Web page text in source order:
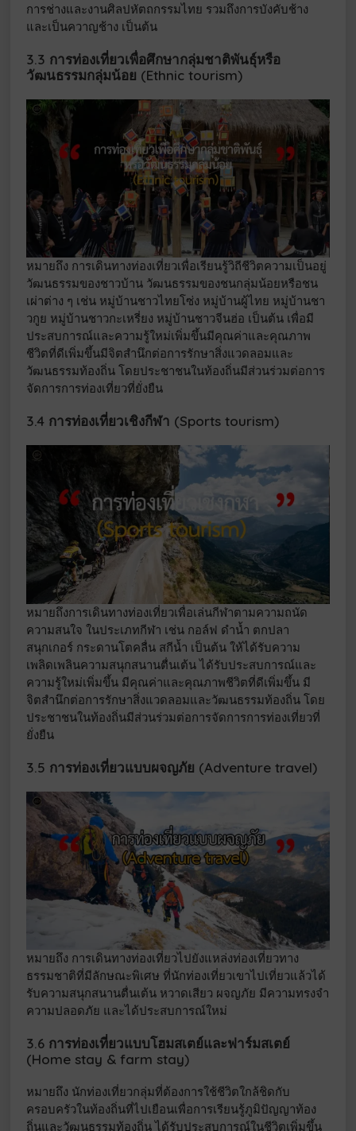
การช่างและงานศิลปหัตถกรรมไทย รวมถึงการบังคับช้าง
และเป็นควาญช้าง เป็นต้น
3.3 การท่องเที่ยวเพื่อศึกษากลุ่มชาติพันธุ์หรือ
วัฒนธรรมกลุ่มน้อย (Ethnic tourism)
หมายถึง การเดินทางท่องเที่ยวเพื่อเรียนรู้วิถีชีวิตความเป็นอยู่
วัฒนธรรมของชาวบ้าน วัฒนธรรมของชนกลุ่มน้อยหรือชน
เผ่าต่าง ๆ เช่น หมู่บ้านชาวไทยโซ่ง หมู่บ้านผู้ไทย หมู่บ้านชา
วกูย หมู่บ้านชาวกะเหรี่ยง หมู่บ้านชาวจีนฮ่อ เป็นต้น เพื่อมี
ประสบการณ์และความรู้ใหม่เพิ่มขึ้นมีคุณค่าและคุณภาพ
ชีวิตที่ดีเพิ่มขึ้นมีจิตสำนึกต่อการรักษาสิ่งแวดลอมและ
วัฒนธรรมท้องถิ่น โดยประชาชนในท้องถิ่นมีส่วนร่วมต่อการ
จัดการการท่องเที่ยวที่ยั่งยืน
3.4 การท่องเที่ยวเชิงกีฬา (Sports tourism)
หมายถึงการเดินทางท่องเที่ยวเพื่อเล่นกีฬาตามความถนัด
ความสนใจ ในประเภทกีฬา เช่น กอล์ฟ ดำน้ำ ตกปลา
สนุกเกอร์ กระดานโตคลื่น สกีนํ้า เป็นต้น ให้ได้รับความ
เพลิดเพลินความสนุกสนานตื่นเต้น ได้รับประสบการณ์และ
ความรู้ใหม่เพิ่มขึ้น มีคุณค่าและคุณภาพชีวิตที่ดีเพิ่มขึ้น มี
จิตสำนึกต่อการรักษาสิ่งแวดลอมและวัฒนธรรมท้องถิ่น โดย
ประชาชนในท้องถิ่นมีส่วนร่วมต่อการจัดการการท่องเที่ยวที่
ยั่งยืน
3.5 การท่องเที่ยวแบบผจญภัย (Adventure travel)
หมายถึง การเดินทางท่องเที่ยวไปยังแหล่งท่องเที่ยวทาง
ธรรมชาติที่มีลักษณะพิเศษ ที่นักท่องเที่ยวเขาไปเที่ยวแล้วได้
รับความสนุกสนานตื่นเต้น หวาดเสียว ผจญภัย มีความทรงจำ
ความปลอดภัย และได้ประสบการณ์ใหม่
3.6 การท่องเที่ยวแบบโฮมสเตย์และฟาร์มสเตย์
(Home stay & farm stay)
หมายถึง นักท่องเที่ยวกลุ่มที่ต้องการใช้ชีวิตใกล้ชิดกับ
ครอบครัวในท้องถิ่นที่ไปเยือนเพื่อการเรียนรู้ภูมิปัญญาท้อง
ถิ่นและวัฒนธรรมท้องถิ่น ได้รับประสบการณ์ในชีวิตเพิ่มขึ้น